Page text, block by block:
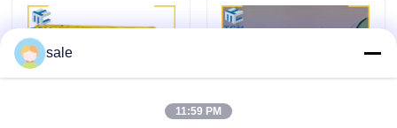
Rechtssachen
Bitte um ein Angebot
Tankpoliermaschine
sale
11:59 PM